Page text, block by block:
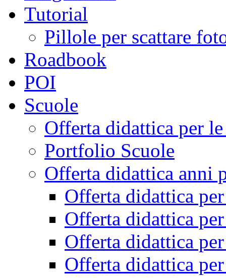
Tutorial
Pillole per scattare
Roadbook
POI
Scuole
Offerta didattica per
Portfolio Scuole
Offerta didattica anni
Offerta didattica
Offerta didattica
Offerta didattica
Offerta didattica